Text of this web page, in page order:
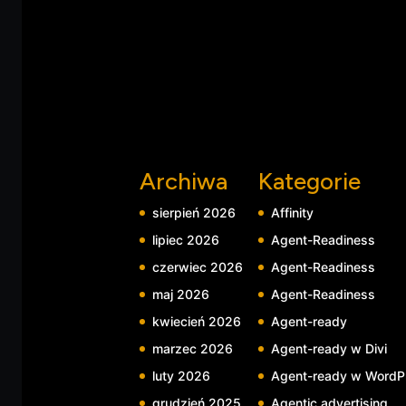
Archiwa
sierpień 2026
lipiec 2026
czerwiec 2026
maj 2026
kwiecień 2026
marzec 2026
luty 2026
grudzień 2025
Kategorie
Affinity
Agent-Readiness
Agent-Readiness
Agent-Readiness
Agent-ready
Agent-ready w Divi
Agent-ready w
Agentic advertising